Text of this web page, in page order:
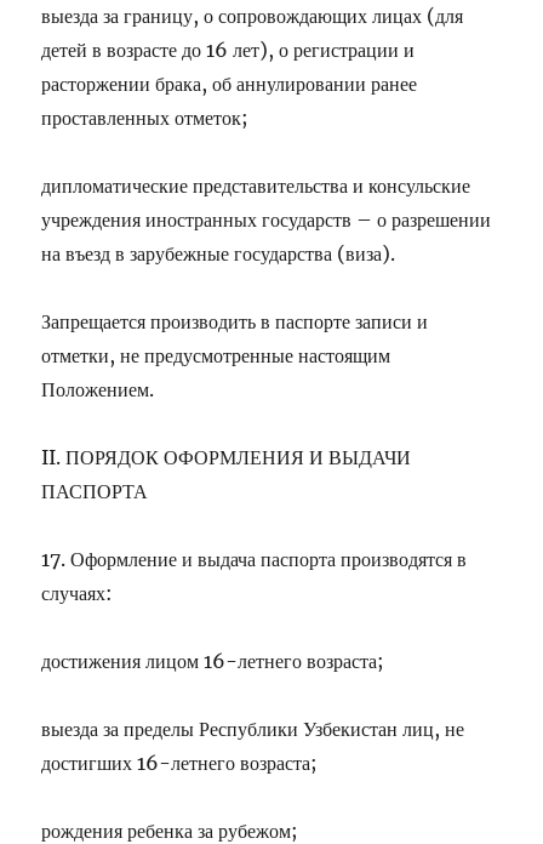
выезда за границу, о сопровождающих лицах (для
детей в возрасте до 16 лет), о регистрации и
расторжении брака, об аннулировании ранее
проставленных отметок;
дипломатические представительства и консульские
учреждения иностранных государств – о разрешении
на въезд в зарубежные государства (виза).
Запрещается производить в паспорте записи и
отметки, не предусмотренные настоящим
Положением.
II. ПОРЯДОК ОФОРМЛЕНИЯ И ВЫДАЧИ
ПАСПОРТА
17. Оформление и выдача паспорта производятся в
случаях:
достижения лицом 16-летнего возраста;
выезда за пределы Республики Узбекистан лиц, не
достигших 16-летнего возраста;
рождения ребенка за рубежом;